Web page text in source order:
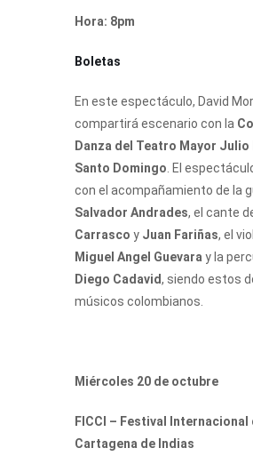
Hora: 8pm
Boletas
En este espectáculo, David
compartirá escenario con la
Danza del Teatro Mayor Julio
Santo Domingo . El
con el acompañamiento de la
Salvador Andrades, el cante
Carrasco y Juan Fariñas, el
Miguel Angel Guevara y la
Diego Cadavid, siendo estos
músicos colombianos.
Miércoles 20 de octubre
FICCI – Festival Internacional
Cartagena de Indias